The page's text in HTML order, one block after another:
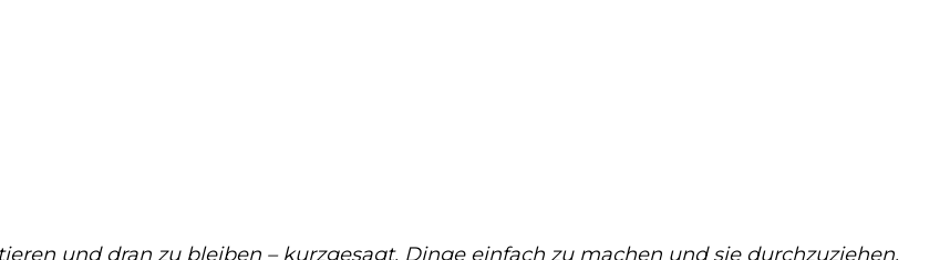
und dran zu bleiben – kurzgesagt, Dinge einfach zu machen und sie durchzuziehen.